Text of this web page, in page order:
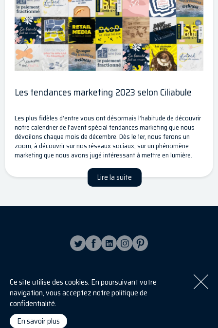
Les tendances marketing 2023 selon Ciliabule
Les plus fidèles d’entre vous ont désormais l’habitude de découvrir
notre calendrier de l’avent spécial tendances marketing que nous
dévoilons chaque mois de décembre. Dès le 1er, nous ferons un
zoom, à découvrir sur nos réseaux sociaux, sur un phénomène
marketing que nous avons jugé intéressant à mettre en lumière.
Lire la suite
S'inscrire à la newsletter
[sibwp_form id=2]
Ce site utilise des cookies. En poursuivant votre
navigation, vous acceptez notre politique de
confidentialité.
En savoir plus